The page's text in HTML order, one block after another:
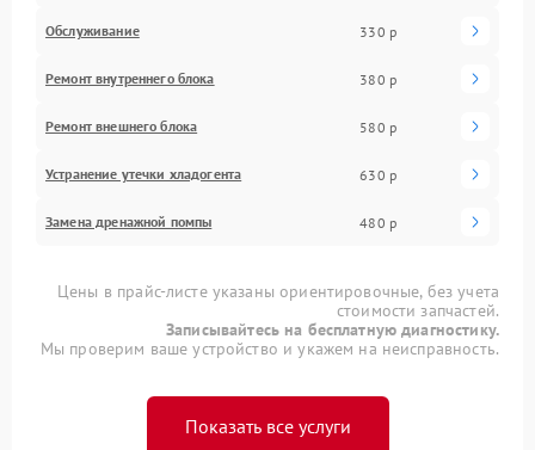
Обслуживание 330 р
Ремонт внутреннего блока 380 р
Ремонт внешнего блока 580 р
Устранение утечки хладогента 630 р
Замена дренажной помпы 480 р
Цены в прайс-листе указаны ориентировочные, без учета
стоимости запчастей.
Записывайтесь на бесплатную диагностику.
Мы проверим ваше устройство и укажем на неисправность.
Показать все услуги